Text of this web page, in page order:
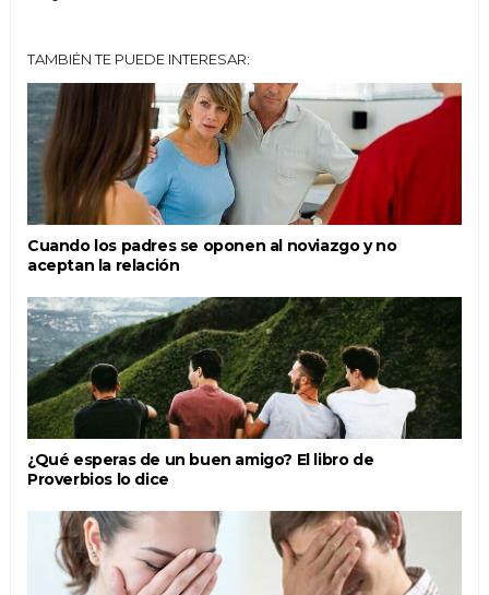
TAMBIÉN TE PUEDE INTERESAR:
Cuando los padres se oponen al noviazgo y no
aceptan la relación
¿Qué esperas de un buen amigo? El libro de
Proverbios lo dice